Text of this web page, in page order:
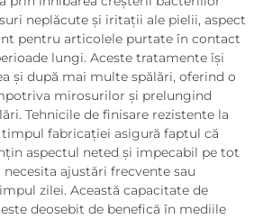
neplăcute și iritații ale pielii, aspect
pentru articolele purtate în contact
lungi. Aceste tratamente își
și după mai multe spălări, oferind o
mirosurilor și prelungind
Tehnicile de finisare rezistente la
fabricației asigură faptul că
aspectul neted și impecabil pe tot
necesita ajustări frecvente sau
zilei. Această capacitate de
deosebit de benefică în mediile